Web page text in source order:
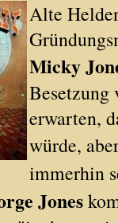
Alte
Micky
Besetzung
erwarten,
würde,
immerhin
Jones